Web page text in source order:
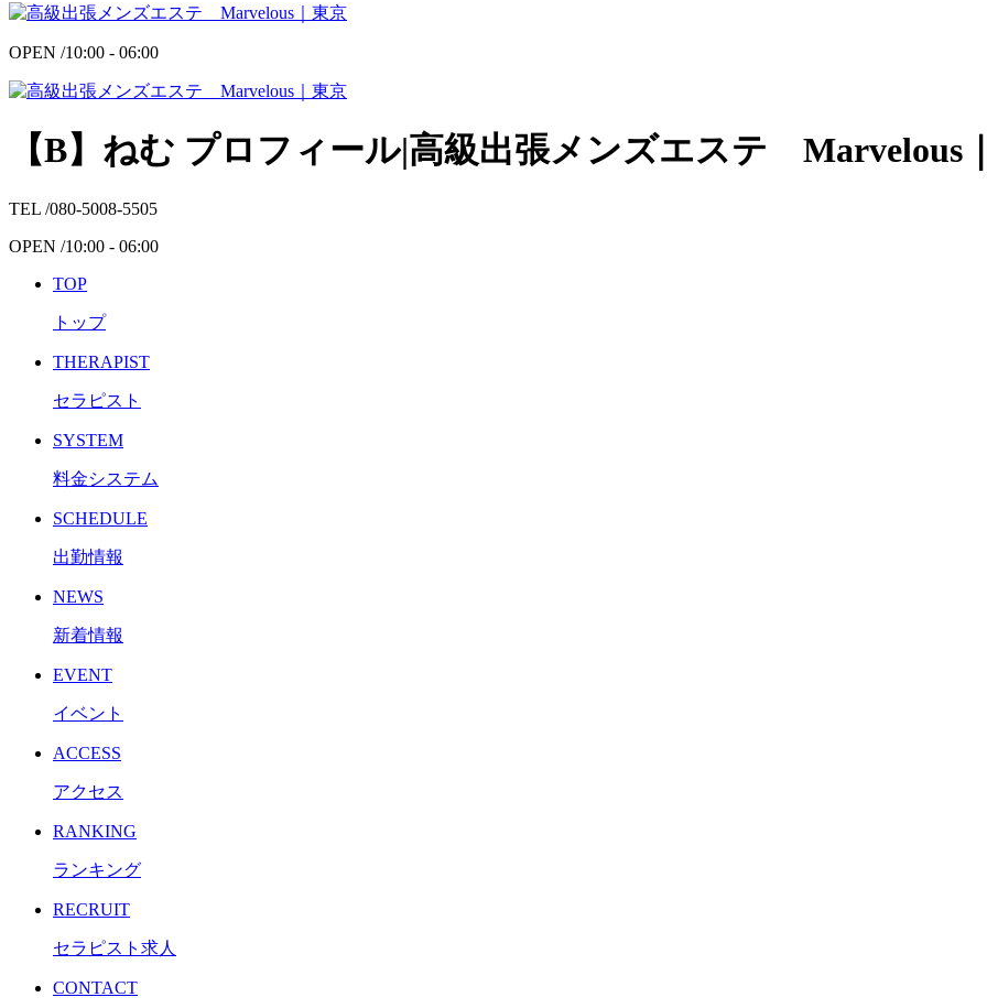
OPEN /10:00 - 06:00
【B】ねむ プロフィール|高級出張メンズエステ Marvelous
TEL /080-5008-5505
OPEN /10:00 - 06:00
TOP
トップ
THERAPIST
セラピスト
SYSTEM
料金システム
SCHEDULE
出勤情報
NEWS
新着情報
EVENT
イベント
ACCESS
アクセス
RANKING
ランキング
RECRUIT
セラピスト求人
CONTACT